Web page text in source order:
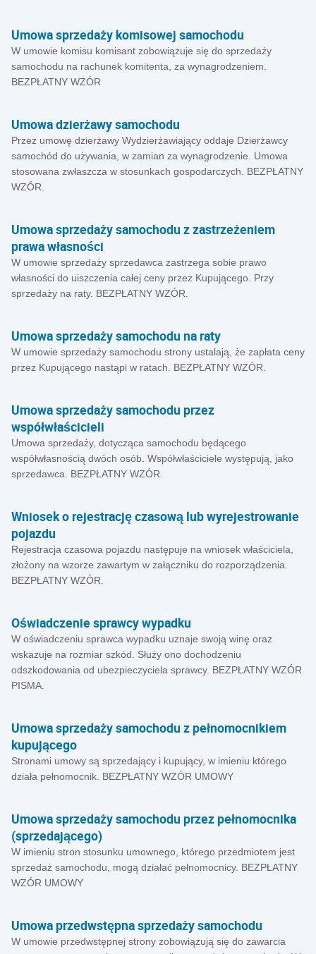
Umowa sprzedaży komisowej samochodu
W umowie komisu komisant zobowiązuje się do sprzedaży
samochodu na rachunek komitenta, za wynagrodzeniem.
BEZPŁATNY WZÓR
Umowa dzierżawy samochodu
Przez umowę dzierżawy Wydzierżawiający oddaje Dzierżawcy
samochód do używania, w zamian za wynagrodzenie. Umowa
stosowana zwłaszcza w stosunkach gospodarczych. BEZPŁATNY
WZÓR.
Umowa sprzedaży samochodu z zastrzeżeniem
prawa własności
W umowie sprzedaży sprzedawca zastrzega sobie prawo
własności do uiszczenia całej ceny przez Kupującego. Przy
sprzedaży na raty. BEZPŁATNY WZÓR.
Umowa sprzedaży samochodu na raty
W umowie sprzedaży samochodu strony ustalają, że zapłata ceny
przez Kupującego nastąpi w ratach. BEZPŁATNY WZÓR.
Umowa sprzedaży samochodu przez
współwłaścicieli
Umowa sprzedaży, dotycząca samochodu będącego
współwłasnością dwóch osób. Współwłaściciele występują, jako
sprzedawca. BEZPŁATNY WZÓR.
Wniosek o rejestrację czasową lub wyrejestrowanie
pojazdu
Rejestracja czasowa pojazdu następuje na wniosek właściciela,
złożony na wzorze zawartym w załączniku do rozporządzenia.
BEZPŁATNY WZÓR.
Oświadczenie sprawcy wypadku
W oświadczeniu sprawca wypadku uznaje swoją winę oraz
wskazuje na rozmiar szkód. Służy ono dochodzeniu
odszkodowania od ubezpieczyciela sprawcy. BEZPŁATNY WZÓR
PISMA.
Umowa sprzedaży samochodu z pełnomocnikiem
kupującego
Stronami umowy są sprzedający i kupujący, w imieniu którego
działa pełnomocnik. BEZPŁATNY WZÓR UMOWY
Umowa sprzedaży samochodu przez pełnomocnika
(sprzedającego)
W imieniu stron stosunku umownego, którego przedmiotem jest
sprzedaż samochodu, mogą działać pełnomocnicy. BEZPŁATNY
WZÓR UMOWY
Umowa przedwstępna sprzedaży samochodu
W umowie przedwstępnej strony zobowiązują się do zawarcia